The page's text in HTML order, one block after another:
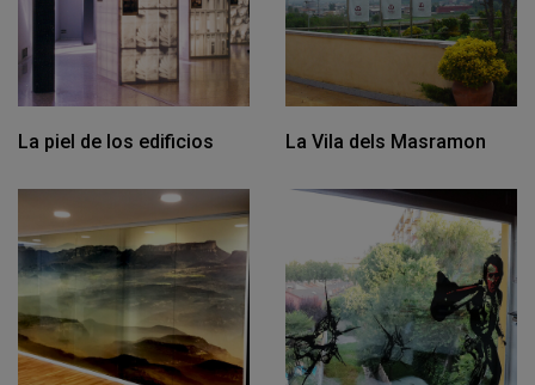
La piel de los edificios La Vila dels Masramon